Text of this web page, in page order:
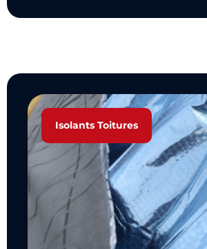
Isolants Toitures